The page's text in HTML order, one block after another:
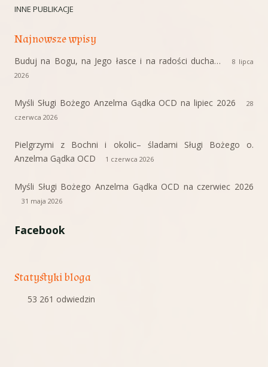
INNE PUBLIKACJE
Najnowsze wpisy
Buduj na Bogu, na Jego łasce i na radości ducha…
8 lipca
2026
Myśli Sługi Bożego Anzelma Gądka OCD na lipiec 2026
28
czerwca 2026
Pielgrzymi z Bochni i okolic– śladami Sługi Bożego o.
Anzelma Gądka OCD
1 czerwca 2026
Myśli Sługi Bożego Anzelma Gądka OCD na czerwiec 2026
31 maja 2026
Facebook
Statystyki bloga
53 261 odwiedzin